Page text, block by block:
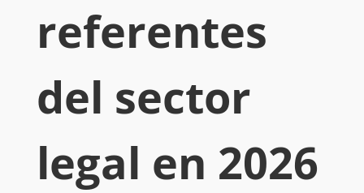
referentes
del sector
legal en 2026